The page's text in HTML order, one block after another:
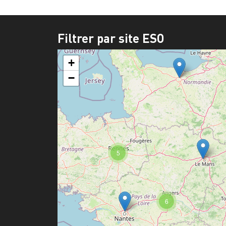
Filtrer par site ESO
6
5
+
−